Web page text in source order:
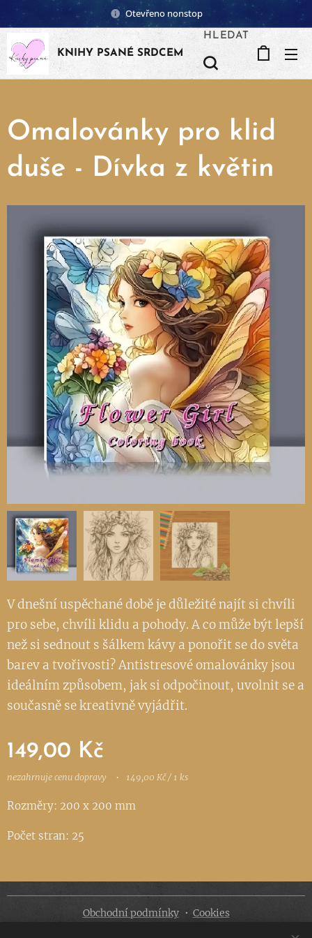
Otevřeno nonstop
KNIHY PSANÉ SRDCEM
HLEDAT
Omalovánky pro klid
duše - Dívka z květin
V dnešní uspěchané době je důležité najít si chvíli
pro sebe, chvíli klidu a pohody. A co může být lepší
než si sednout s šálkem kávy a ponořit se do světa
barev a tvořivosti? Antistresové omalovánky jsou
ideálním způsobem, jak si odpočinout, uvolnit se a
současně se kreativně vyjádřit.
149,00 Kč
nezahrnuje cenu dopravy 149,00 Kč / 1 ks
Rozměry: 200 x 200 mm
Počet stran: 25
Obchodní podmínky Cookies